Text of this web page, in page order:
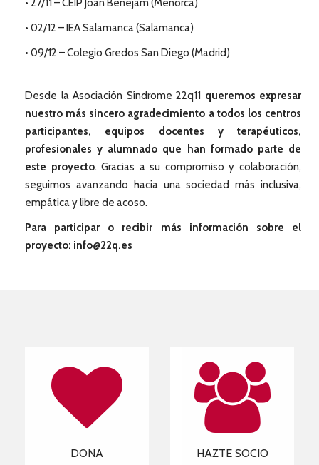
• 27/11 – CEIP Joan Benejam (Menorca)
• 02/12 – IEA Salamanca (Salamanca)
• 09/12 – Colegio Gredos San Diego (Madrid)
Desde la Asociación Síndrome 22q11 queremos expresar
nuestro más sincero agradecimiento a todos los centros
participantes, equipos docentes y terapéuticos,
profesionales y alumnado que han formado parte de
este proyecto. Gracias a su compromiso y colaboración,
seguimos avanzando hacia una sociedad más inclusiva,
empática y libre de acoso.
Para participar o recibir más información sobre el
proyecto: info@22q.es
DONA HAZTE SOCIO